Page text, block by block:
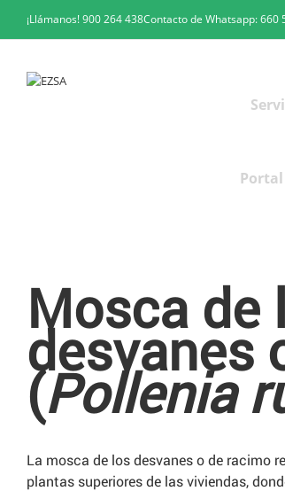
¡Llámanos!900 264 438Contacto de Whatsapp:660
Portal
Mosca de
desvanes
(Pollenia
La mosca de los desvanes o de racimo
plantas superiores de las viviendas,